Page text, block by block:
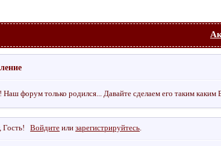
Наш форум только родился... Давайте сделаем его таким
Гость! Войдите илизарегистрируйтесь.